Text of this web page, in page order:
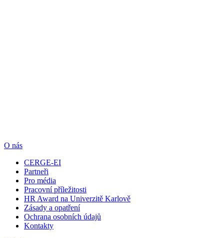
O nás
CERGE-EI
Partneři
Pro média
Pracovní příležitosti
HR Award na Univerzitě Karlově
Zásady a opatření
Ochrana osobních údajů
Kontakty